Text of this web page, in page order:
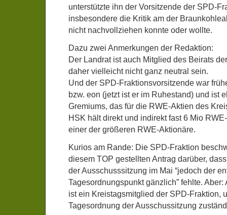
unterstützte ihn der Vorsitzende der SPD-
insbesondere die Kritik am der
nicht nachvollziehen konnte oder wollte.
Dazu zwei Anmerkungen der Redaktion:
Der Landrat ist auch Mitglied des Beirats
daher vielleicht nicht ganz neutral sein.
Und der SPD-Fraktionsvorsitzende war
bzw. eon (jetzt ist er im Ruhestand) und ist
Gremiums, das für die RWE-Aktien des
HSK hält direkt und indirekt fast 6 Mio
einer der größeren RWE-Aktionäre.
Kurios am Rande: Die SPD-Fraktion
diesem TOP gestellten Antrag darüber,
der Ausschusssitzung im Mai “jedoch der
Tagesordnungspunkt gänzlich” fehlte.
ist ein Kreistagsmitglied der SPD-Fraktion,
Tagesordnung der Ausschussitzung